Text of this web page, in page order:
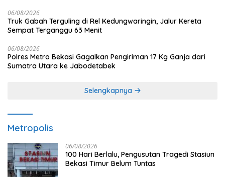
06/08/2026
Truk Gabah Terguling di Rel Kedungwaringin, Jalur Kereta
Sempat Terganggu 63 Menit
06/08/2026
Polres Metro Bekasi Gagalkan Pengiriman 17 Kg Ganja dari
Sumatra Utara ke Jabodetabek
Selengkapnya
Metropolis
06/08/2026
100 Hari Berlalu, Pengusutan Tragedi Stasiun
Bekasi Timur Belum Tuntas